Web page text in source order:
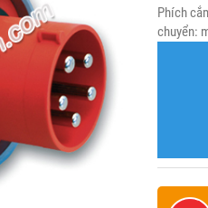
Phích
chuyển: